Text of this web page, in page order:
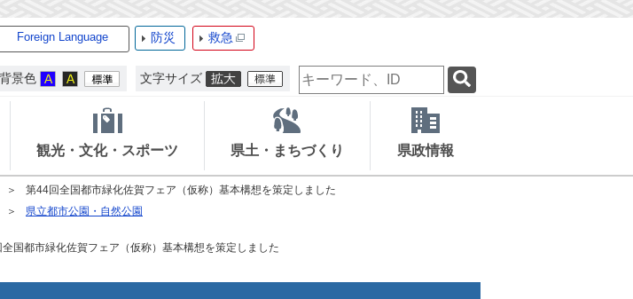
Foreign Language 防災 救急
背景色 文字サイズ
検
索
ー
ー
ド
観光・文化・スポーツ 県土・まちづくり 県政情報
第44回全国都市緑化佐賀フェア（仮称）基本構想を策定しました
県立都市公園・自然公園
国都市緑化佐賀フェア（仮称）基本構想を策定しました